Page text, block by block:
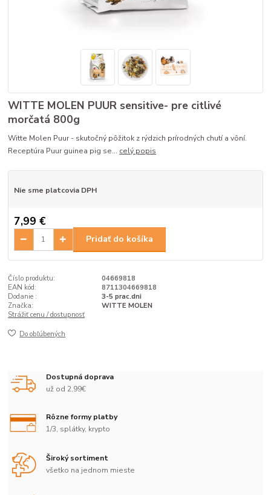
WITTE MOLEN PUUR sensitive- pre citlivé
morčatá 800g
Witte Molen Puur - skutočný pôžitok z rýdzich prírodných chutí a vôní.
Receptúra Puur guinea pig se... celý popis
Nie sme platcovia DPH
7,99 €
Pridať do košíka
Číslo produktu:
04669818
EAN kód:
8711304669818
Dodanie :
3-5 prac.dni
Značka:
WITTE MOLEN
Strážiť cenu / dostupnosť
Do obľúbených
Dostupná doprava
už od 2,99€
Rôzne formy platby
1/3, splátky, krypto
Široký sortiment
všetko na jednom mieste